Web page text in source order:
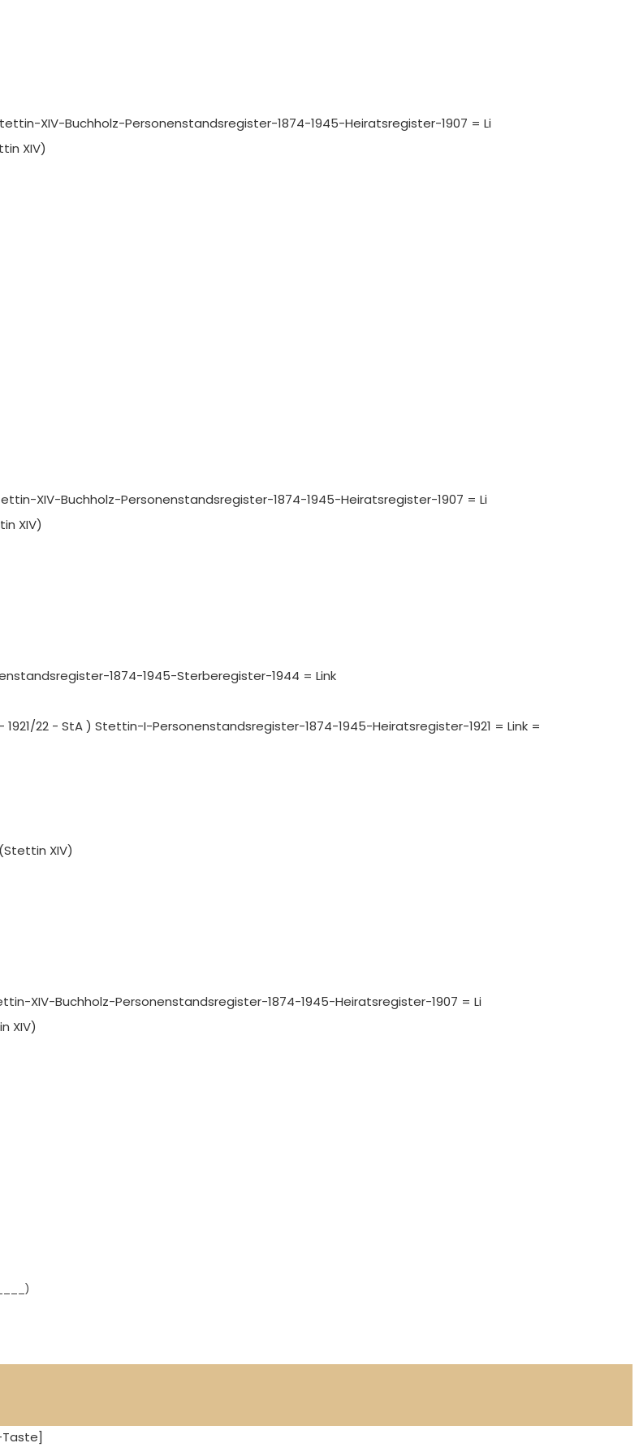
XIV-Buchholz-Personenstandsregister-1874-1945-Heiratsregister-1907 = Li
XIV)
XIV-Buchholz-Personenstandsregister-1874-1945-Heiratsregister-1907 = Li
XIV)
1874-1945-Sterberegister-1944 = Link
1921/22 - StA ) Stettin-I-Personenstandsregister-1874-1945-Heiratsregister-1921 = Link =
XIV)
XIV-Buchholz-Personenstandsregister-1874-1945-Heiratsregister-1907 = Li
XIV)